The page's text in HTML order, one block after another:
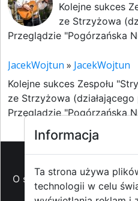
Kolejne sukces
ze Strzyżowa
Przeglądzie "Pogórzańska
JacekWojtun » JacekWojtun
Kolejne sukces Zespołu
ze Strzyżowa
Przeglądzie "Pogórzańska
O strzyzowiak.pl-Reklama
medialny - Prawa
Informacja
Ta strona używa
technologii w celu